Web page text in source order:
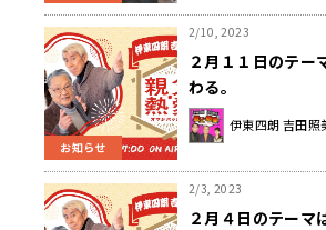
お知らせ
2/10, 2023
２月１１日のテー
わる。
伊東四朗 吉田照
2/3, 2023
２月４日のテーマ